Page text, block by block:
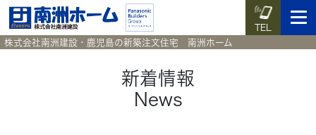
TEL
株式会社南洲建設・鹿児島の新築注文住宅 南洲ホーム
新着情報
News